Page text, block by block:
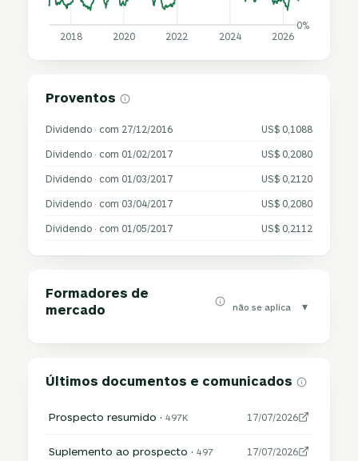
0%
2018 2020 2022 2024 2026
Proventos
Dividendo · com 27/12/2016 US$ 0,1088
Dividendo · com 01/02/2017 US$ 0,2080
Dividendo · com 01/03/2017 US$ 0,2120
Dividendo · com 03/04/2017 US$ 0,2080
Dividendo · com 01/05/2017 US$ 0,2112
Formadores de
mercado
não se aplica ▾
Últimos documentos e comunicados
Prospecto resumido ·497K 17/07/2026
Suplemento ao prospecto ·497 17/07/2026